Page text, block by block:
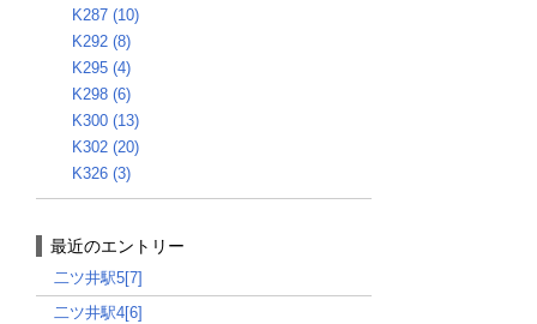
K287 (10)
K292 (8)
K295 (4)
K298 (6)
K300 (13)
K302 (20)
K326 (3)
最近のエントリー
二ツ井駅5[7]
二ツ井駅4[6]